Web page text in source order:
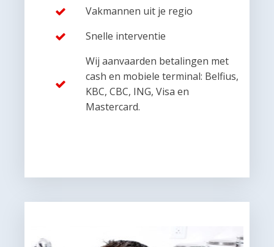
Vakmannen uit je regio
Snelle interventie
Wij aanvaarden betalingen met
cash en mobiele terminal: Belfius,
KBC, CBC, ING, Visa en
Mastercard.